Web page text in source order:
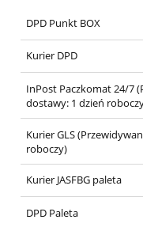
DPD Punkt BOX
Kurier DPD
InPost Paczkomat 24/7
dostawy: 1 dzień
Kurier GLS
roboczy)
Kurier JASFBG paleta
DPD Paleta